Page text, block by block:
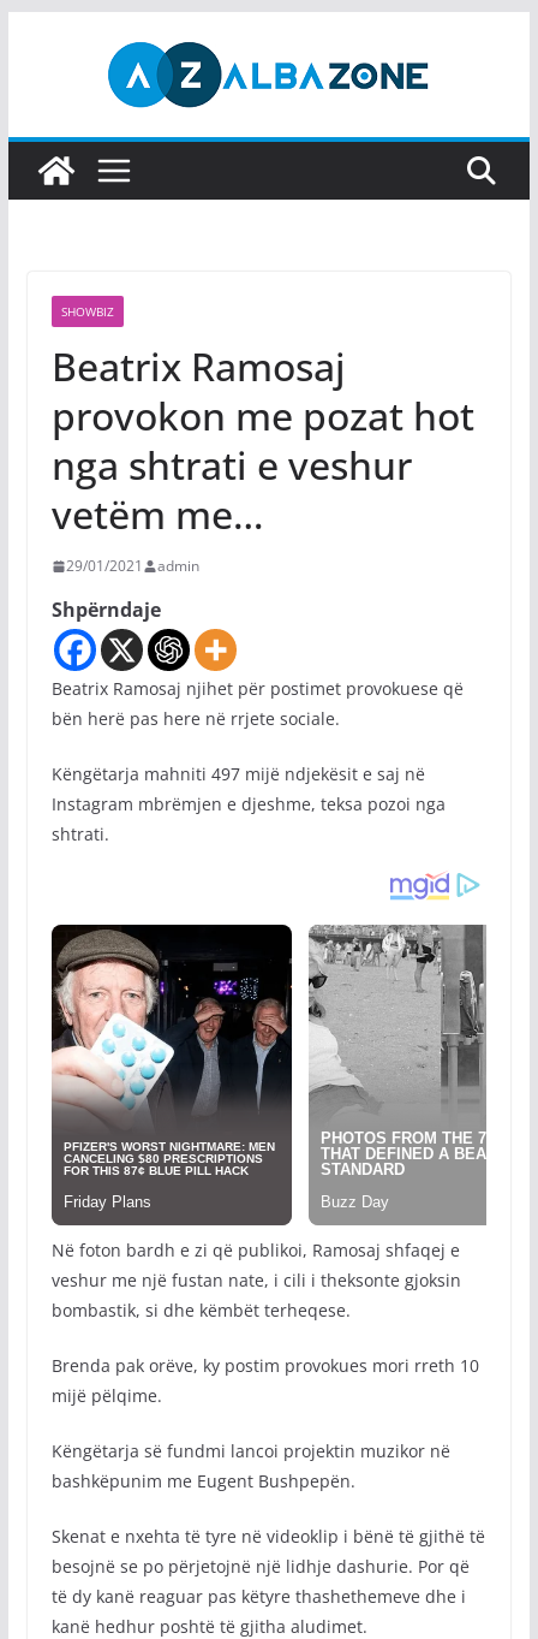
SHOWBIZ
Beatrix Ramosaj
provokon me pozat hot
nga shtrati e veshur
vetëm me…
29/01/2021 admin
Shpërndaje
Beatrix Ramosaj njihet për postimet provokuese që
bën herë pas here në rrjete sociale.
Këngëtarja mahniti 497 mijë ndjekësit e saj në
Instagram mbrëmjen e djeshme, teksa pozoi nga
shtrati.
Në foton bardh e zi që publikoi, Ramosaj shfaqej e
veshur me një fustan nate, i cili i theksonte gjoksin
bombastik, si dhe këmbët terheqese.
Brenda pak orëve, ky postim provokues mori rreth 10
mijë pëlqime.
Këngëtarja së fundmi lancoi projektin muzikor në
bashkëpunim me Eugent Bushpepën.
Skenat e nxehta të tyre në videoklip i bënë të gjithë të
besojnë se po përjetojnë një lidhje dashurie. Por që
të dy kanë reaguar pas këtyre thashethemeve dhe i
kanë hedhur poshtë të gjitha aludimet.